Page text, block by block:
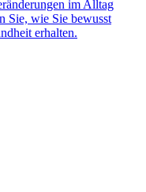
im Alltag
Sie, wie Sie bewusst
erhalten.